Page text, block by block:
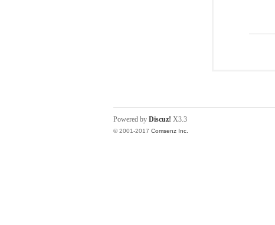
Powered by Discuz! X3.3
© 2001-2017 Comsenz Inc.